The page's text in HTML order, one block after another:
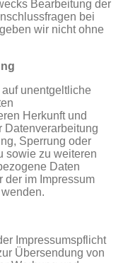
Bearbeitung der
bei
wir nicht ohne
unentgeltliche
Herkunft und
Datenverarbeitung
Sperrung oder
sowie zu weiteren
Daten
der im Impressum
Impressumspflicht
Übersendung von